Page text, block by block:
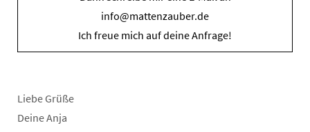
info@mattenzauber.de
Ich freue mich auf deine Anfrage!
Liebe Grüße
Deine Anja